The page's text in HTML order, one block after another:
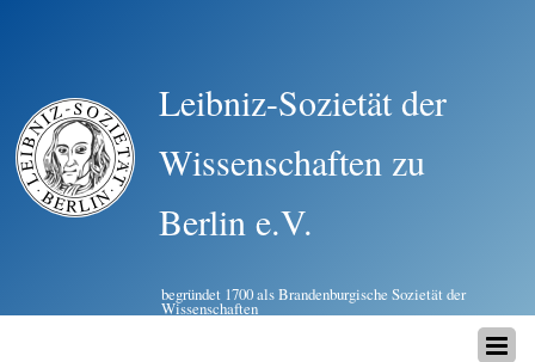
Leibniz-Sozietät der
Wissenschaften zu
Berlin e.V.
begründet 1700 als Brandenburgische Sozietät der
Wissenschaften